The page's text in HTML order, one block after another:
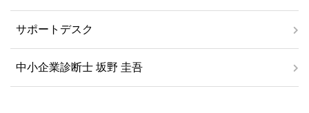
サポートデスク
中小企業診断士 坂野 圭吾